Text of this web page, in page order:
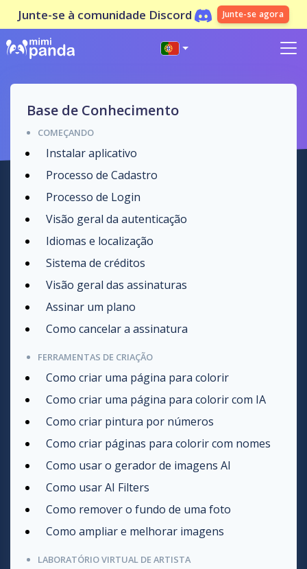
Junte-se à comunidade Discord Junte-se agora
Base de Conhecimento
COMEÇANDO
Instalar aplicativo
Processo de Cadastro
Processo de Login
Visão geral da autenticação
Idiomas e localização
Sistema de créditos
Visão geral das assinaturas
Assinar um plano
Como cancelar a assinatura
FERRAMENTAS DE CRIAÇÃO
Como criar uma página para colorir
Como criar uma página para colorir com IA
Como criar pintura por números
Como criar páginas para colorir com nomes
Como usar o gerador de imagens AI
Como usar AI Filters
Como remover o fundo de uma foto
Como ampliar e melhorar imagens
LABORATÓRIO VIRTUAL DE ARTISTA